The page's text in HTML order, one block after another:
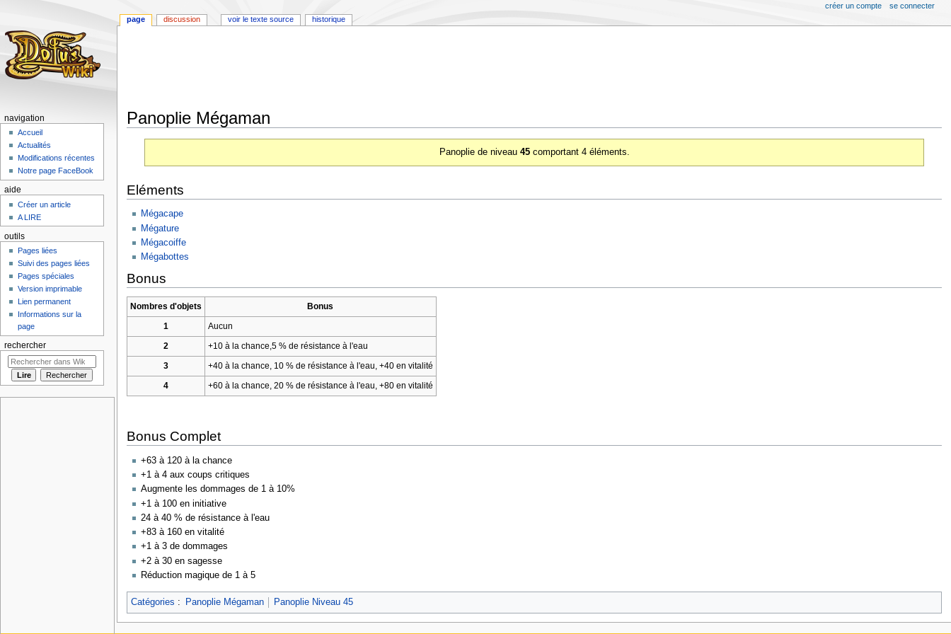
Panoplie Mégaman
navigation
recherche
Panoplie de niveau 45comportant 4 éléments.
Eléments
Mégacape
Mégature
Mégacoiffe
Mégabottes
Bonus
Nombres d'objets
Bonus
1
Aucun
2
+10 à la chance,5 % de résistance à l'eau
3
+40 à la chance, 10 % de résistance à l'eau, +40 en vitalité
4
+60 à la chance, 20 % de résistance à l'eau, +80 en vitalité
Bonus Complet
+63 à 120 à la chance
+1 à 4 aux coups critiques
Augmente les dommages de 1 à 10%
+1 à 100 en initiative
24 à 40 % de résistance à l'eau
+83 à 160 en vitalité
+1 à 3 de dommages
+2 à 30 en sagesse
Réduction magique de 1 à 5
Catégories : Panoplie Mégaman Panoplie Niveau 45
page discussion voir le texte source historique
créer un compte se connecter
navigation
Accueil
Actualités
Modifications récentes
Notre page FaceBook
aide
Créer un article
A LIRE
outils
Pages liées
Suivi des pages liées
Pages spéciales
Version imprimable
Lien permanent
Informations sur la
page
rechercher